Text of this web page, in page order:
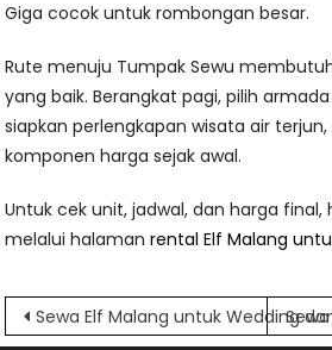
Giga cocok untuk rombongan besar.
Rute menuju Tumpak Sewu
yang baik. Berangkat pagi, pilih
siapkan perlengkapan wisata air
komponen harga sejak awal.
Untuk cek unit, jadwal, dan harga
melalui halamanrental Elf Malang
Navigasi
Sewa Elf Malang untuk Wedding